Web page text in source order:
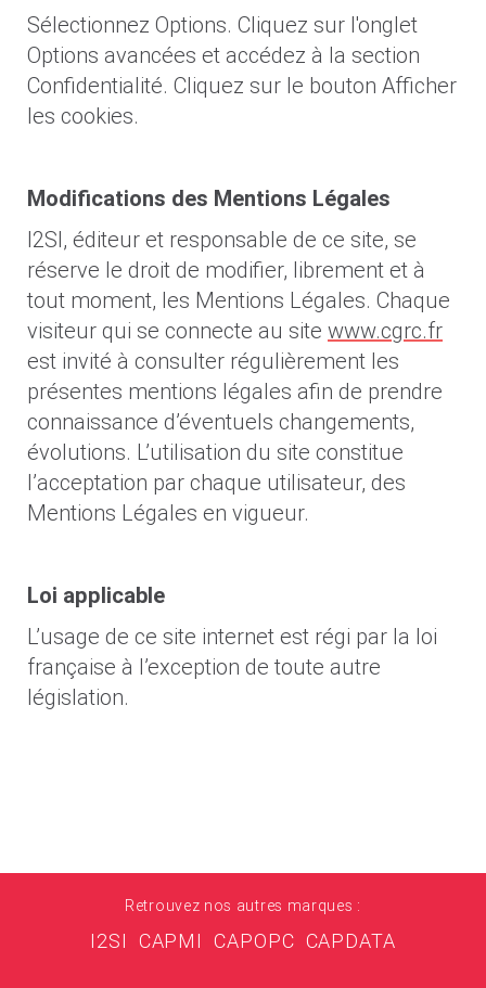
Sélectionnez Options. Cliquez sur l'onglet
Options avancées et accédez à la section
Confidentialité. Cliquez sur le bouton Afficher
les cookies.
Modifications des Mentions Légales
I2SI, éditeur et responsable de ce site, se
réserve le droit de modifier, librement et à
tout moment, les Mentions Légales. Chaque
visiteur qui se connecte au site www.cgrc.fr
est invité à consulter régulièrement les
présentes mentions légales afin de prendre
connaissance d’éventuels changements,
évolutions. L’utilisation du site constitue
l’acceptation par chaque utilisateur, des
Mentions Légales en vigueur.
Loi applicable
L’usage de ce site internet est régi par la loi
française à l’exception de toute autre
législation.
Retrouvez nos autres marques :
I2SI CAPMI CAPOPC CAPDATA